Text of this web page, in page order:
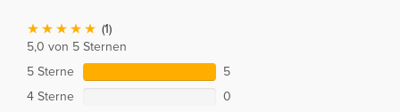
(1)
5,0 von 5 Sternen
5 Sterne
5
4 Sterne
0